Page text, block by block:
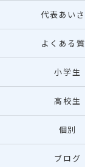
代表あい
よくある
小学生
高校生
個別
ブログ